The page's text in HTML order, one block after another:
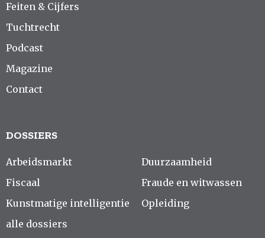
Feiten & Cijfers
Tuchtrecht
Podcast
Magazine
Contact
DOSSIERS
Arbeidsmarkt
Fiscaal
Kunstmatige intelligentie
alle dossiers
Duurzaamheid
Fraude en witwassen
Opleiding